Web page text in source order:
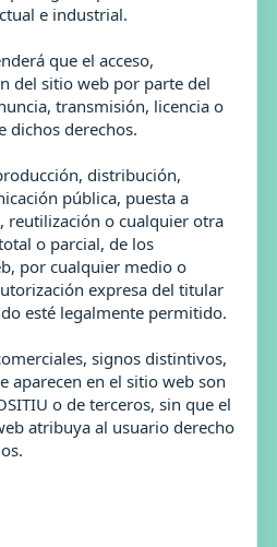
e industrial.
que el acceso,
del sitio web por parte del
transmisión, licencia o
dichos derechos.
distribución,
pública, puesta a
reutilización o cualquier otra
o parcial, de los
por cualquier medio o
expresa del titular
esté legalmente permitido.
signos distintivos,
aparecen en el sitio web son
o de terceros, sin que el
atribuya al usuario derecho